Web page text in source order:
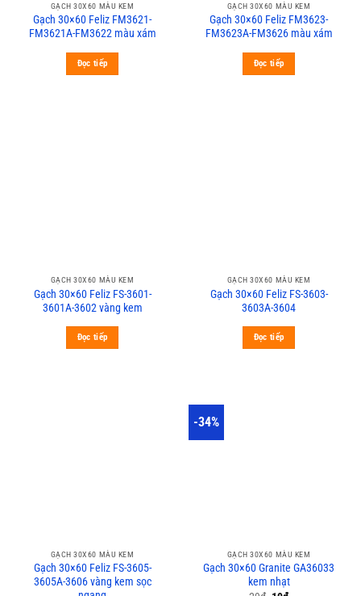
GẠCH 30X60 MÀU KEM
Gạch 30×60 Feliz FM3621-
FM3621A-FM3622 màu xám
Đọc tiếp
GẠCH 30X60 MÀU KEM
Gạch 30×60 Feliz FM3623-
FM3623A-FM3626 màu xám
Đọc tiếp
GẠCH 30X60 MÀU KEM
Gạch 30×60 Feliz FS-3601-
3601A-3602 vàng kem
Đọc tiếp
GẠCH 30X60 MÀU KEM
Gạch 30×60 Feliz FS-3603-
3603A-3604
Đọc tiếp
GẠCH 30X60 MÀU KEM
Gạch 30×60 Feliz FS-3605-
3605A-3606 vàng kem sọc
-34%
GẠCH 30X60 MÀU KEM
Gạch 30×60 Granite GA36033
kem nhạt